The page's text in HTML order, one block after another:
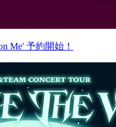
Me' 予約開始！